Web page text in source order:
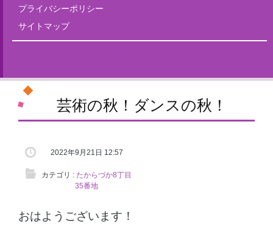
プライバシーポリシー
サイトマップ
芸術の秋！ダンスの秋！
2022年9月21日 12:57
カテゴリ : たからづか8丁目
35番地
おはようございます！